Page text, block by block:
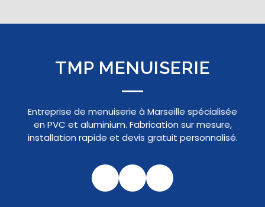
TMP MENUISERIE
Entreprise de menuiserie à Marseille spécialisée
en PVC et aluminium. Fabrication sur mesure,
installation rapide et devis gratuit personnalisé.